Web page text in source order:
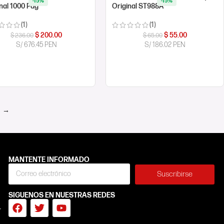
1000 Pág
(1)
$236.00 $200.00
S/ 676.45 PEN
Original ST988A
(1)
$65.00 $55.00
S/ 186.02 PEN
→
MANTENTE INFORMADO
Suscribirse
SIGUENOS EN NUESTRAS REDES